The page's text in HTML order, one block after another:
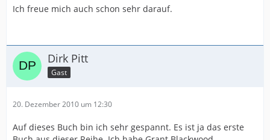
Ich freue mich auch schon sehr darauf.
Dirk Pitt
Gast
20. Dezember 2010 um 12:30
Auf dieses Buch bin ich sehr gespannt. Es ist ja das erste